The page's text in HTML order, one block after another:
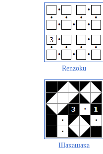
Renzoku
Шакашака